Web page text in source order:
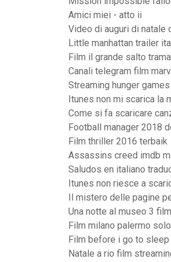
Amici miei - atto ii
Video di auguri di natale
Little manhattan trailer ita
Film il grande salto trama
Canali telegram film
Streaming hunger
Itunes non mi scarica la
Come si fa scaricare
Football manager 2018
Film thriller 2016 terbaik
Assassins creed imdb
Saludos en italiano
Itunes non riesce a
Il mistero delle pagine
Una notte al museo 3
Film milano palermo
Film before i go to sleep
Natale a rio film